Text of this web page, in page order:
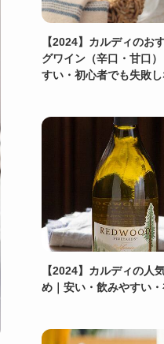
【2024】カルディのお
グワイン（辛口・甘口
すい・初心者でも失敗
【2024】カルディの人
め｜安い・飲みやすい